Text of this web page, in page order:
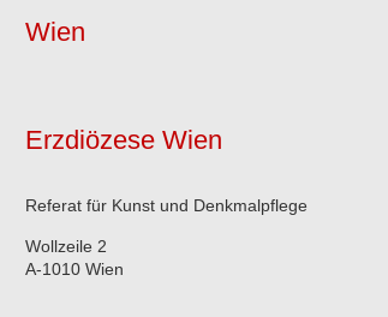
Wien
Erzdiözese Wien
Referat für Kunst und Denkmalpflege
Wollzeile 2
A-1010 Wien